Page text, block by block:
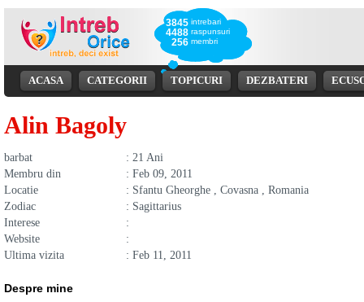
3845
4488
256
intrebari
raspunsuri
membri
ACASA CATEGORII TOPICURI DEZBATERI
Alin Bagoly
barbat
: 21 Ani
Membru din
: Feb 09, 2011
Locatie
: Sfantu Gheorghe , Covasna , Romania
Zodiac
: Sagittarius
Interese
:
Website
:
Ultima vizita
: Feb 11, 2011
Despre mine